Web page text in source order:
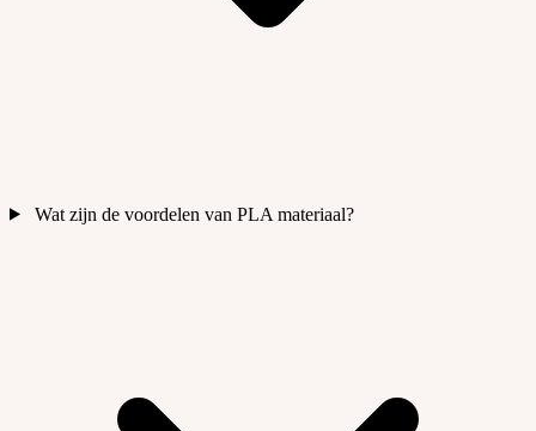
Wat zijn de voordelen van PLA materiaal?